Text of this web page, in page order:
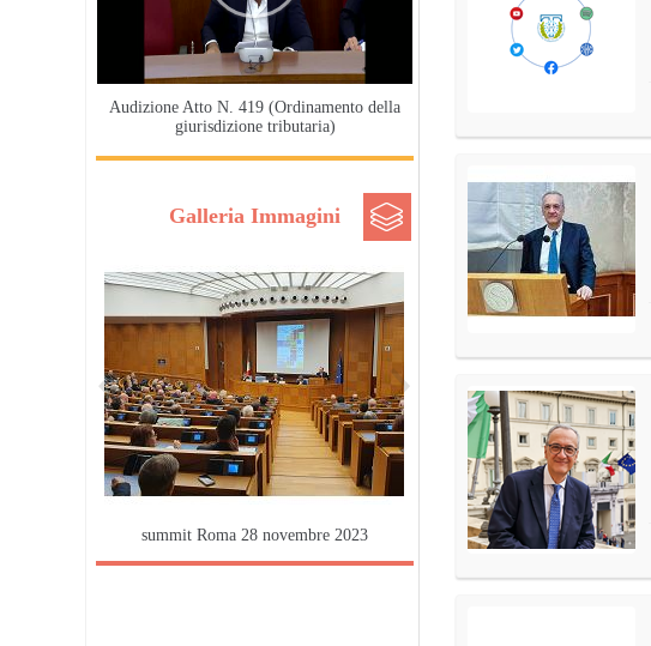
Audizione Atto N. 419 (Ordinamento della
giurisdizione tributaria)
Galleria Immagini
summit Roma 28 novembre 2023